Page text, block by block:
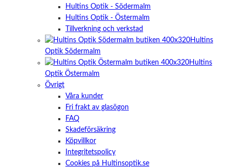
Hultins Optik - Södermalm
Hultins Optik - Östermalm
Tillverkning och verkstad
Hultins
Optik Södermalm
Hultins
Optik Östermalm
Övrigt
Våra kunder
Fri frakt av glasögon
FAQ
Skadeförsäkring
Köpvillkor
Integritetspolicy
Cookies på Hultinsoptik.se